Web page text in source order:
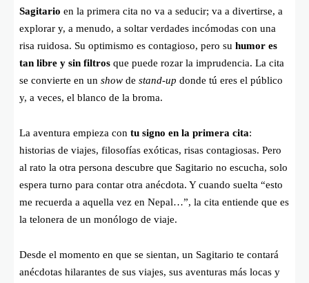
Sagitario en la primera cita no va a seducir; va a divertirse, a
explorar y, a menudo, a soltar verdades incómodas con una
risa ruidosa. Su optimismo es contagioso, pero su humor es
tan libre y sin filtros que puede rozar la imprudencia. La cita
se convierte en un show de stand-up donde tú eres el público
y, a veces, el blanco de la broma.
La aventura empieza con tu signo en la primera cita:
historias de viajes, filosofías exóticas, risas contagiosas. Pero
al rato la otra persona descubre que Sagitario no escucha, solo
espera turno para contar otra anécdota. Y cuando suelta “esto
me recuerda a aquella vez en Nepal…”, la cita entiende que es
la telonera de un monólogo de viaje.
Desde el momento en que se sientan, un Sagitario te contará
anécdotas hilarantes de sus viajes, sus aventuras más locas y